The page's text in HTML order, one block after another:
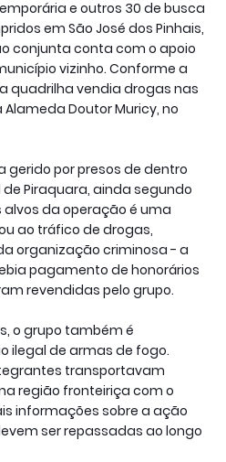
e outros 30 de busca
em São José dos Pinhais,
conjunta conta com o apoio
vizinho. Conforme a
quadrilha vendia drogas nas
Doutor Muricy, no
gerido por presos de dentro
Piraquara, ainda segundo
da operação é uma
ao tráfico de drogas,
organização criminosa - a
pagamento de honorários
revendidas pelo grupo.
o grupo também é
ilegal de armas de fogo.
transportavam
região fronteiriça com o
informações sobre a ação
ser repassadas ao longo